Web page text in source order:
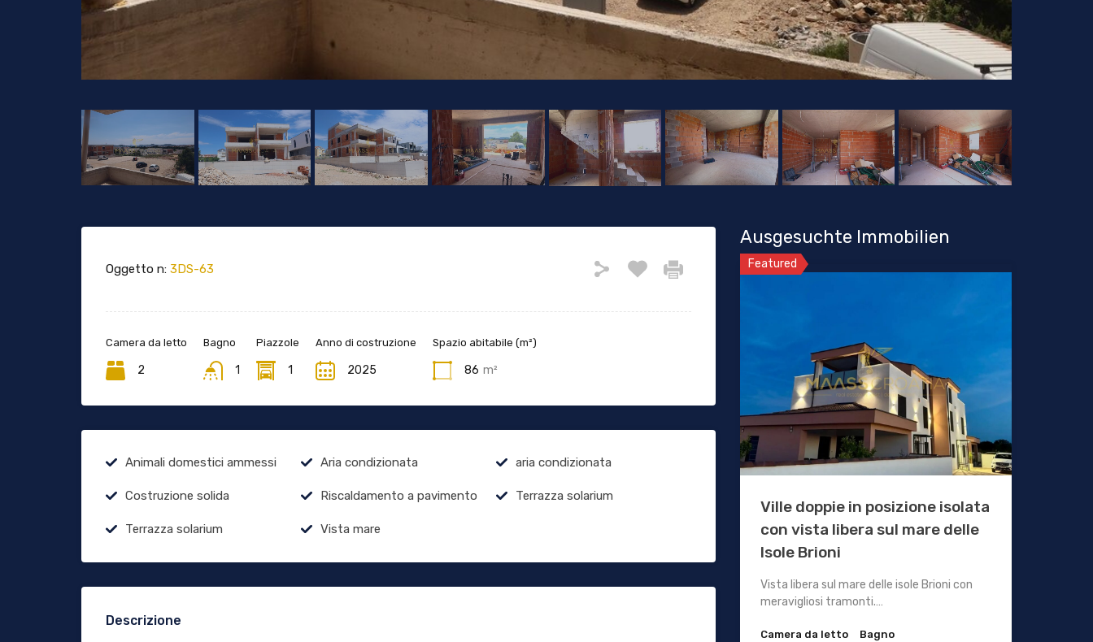
Oggetto n: 3DS-63
Camera da letto
2
Bagno
1
Piazzole
1
Anno di costruzione
2025
Spazio abitabile (m²)
86 m²
Animali domestici ammessi Aria condizionata aria condizionata
Costruzione solida Riscaldamento a pavimento Terrazza solarium
Terrazza solarium Vista mare
Descrizione
Ausgesuchte Immobilien
Featured
Ville doppie in posizione isolata
con vista libera sul mare delle
Isole Brioni
Vista libera sul mare delle isole Brioni con
meravigliosi tramonti.…
Camera da letto
Bagno